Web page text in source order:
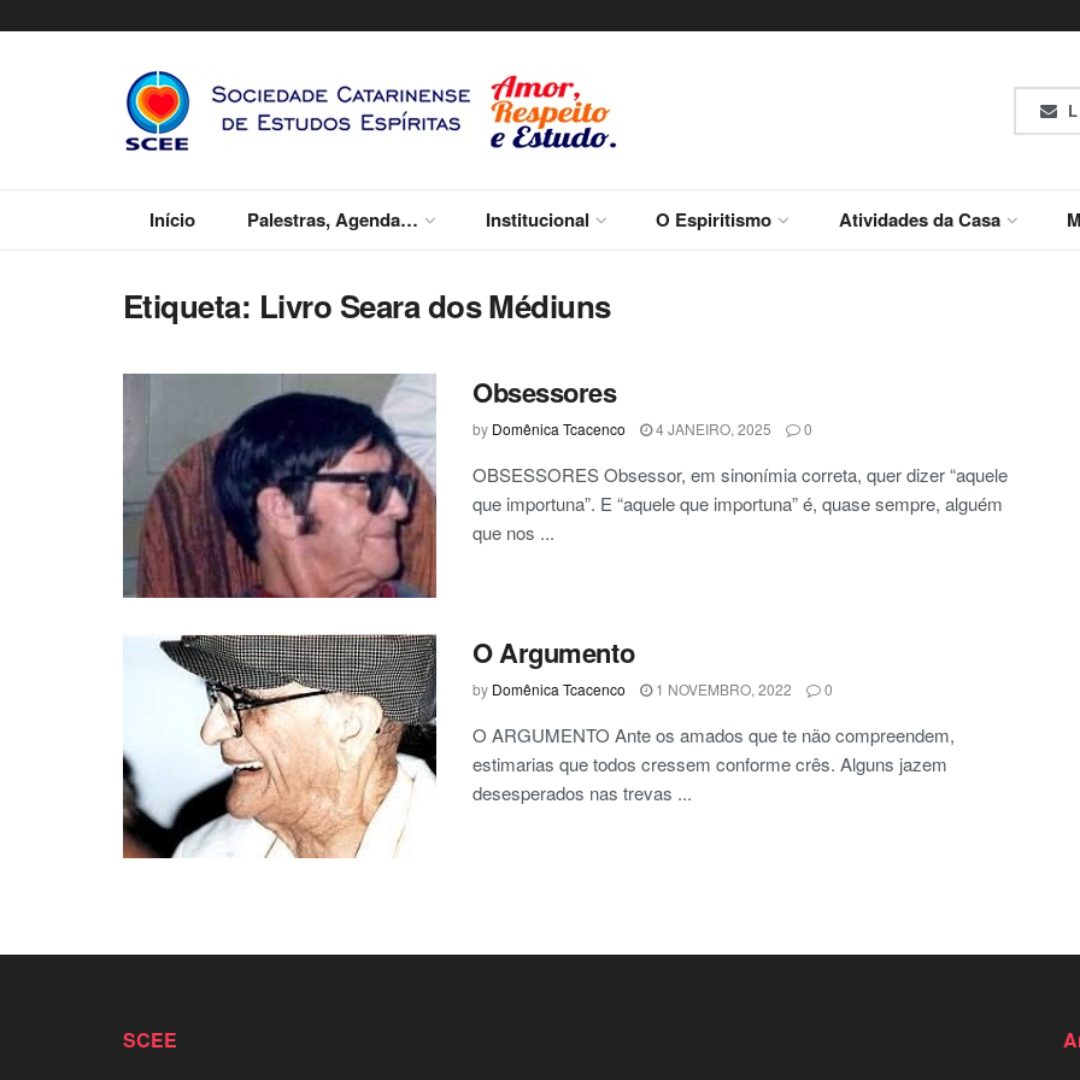
Início Palestras, Agenda… Institucional O Espiritismo Atividades da Casa
Etiqueta: Livro Seara dos Médiuns
Obsessores
by Domênica Tcacenco 4 JANEIRO, 2025 0
OBSESSORES Obsessor, em sinonímia correta, quer dizer “aquele
que importuna”. E “aquele que importuna” é, quase sempre, alguém
que nos ...
O Argumento
by Domênica Tcacenco 1 NOVEMBRO, 2022 0
O ARGUMENTO Ante os amados que te não compreendem,
estimarias que todos cressem conforme crês. Alguns jazem
desesperados nas trevas ...
SCEE